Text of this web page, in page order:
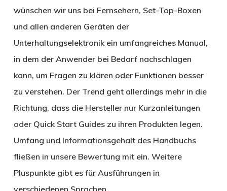
wünschen wir uns bei Fernsehern, Set-Top-Boxen
und allen anderen Geräten der
Unterhaltungselektronik ein umfangreiches Manual,
in dem der Anwender bei Bedarf nachschlagen
kann, um Fragen zu klären oder Funktionen besser
zu verstehen. Der Trend geht allerdings mehr in die
Richtung, dass die Hersteller nur Kurzanleitungen
oder Quick Start Guides zu ihren Produkten legen.
Umfang und Informationsgehalt des Handbuchs
fließen in unsere Bewertung mit ein. Weitere
Pluspunkte gibt es für Ausführungen in
verschiedenen Sprachen.